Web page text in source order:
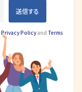
Privacy Policyand Terms